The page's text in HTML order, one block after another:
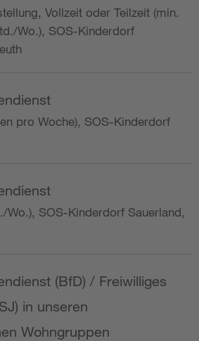
Vollzeit oder Teilzeit (min.
Wo.), SOS-Kinderdorf
pro Woche), SOS-Kinderdorf
Wo.), SOS-Kinderdorf Sauerland,
(BfD) / Freiwilliges
in unseren
Wohngruppen